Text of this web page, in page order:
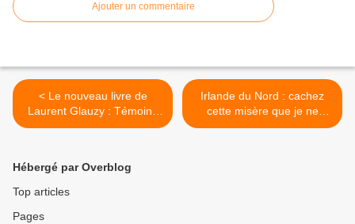
Ajouter un commentaire
< Le nouveau livre de
Laurent Glauzy : Témoins
de Jéhovah, les
Irlande du Nord : cachez
cette misère que je ne
saurais voir… >
Hébergé par Overblog
Top articles
Pages